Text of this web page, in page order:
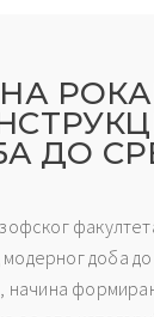
ДО
модерног доба
начина